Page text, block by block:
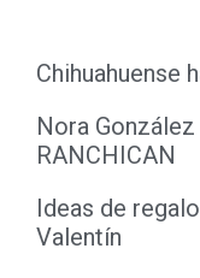
Chihuahuense
Nora
RANCHICAN
Ideas de
Valentín